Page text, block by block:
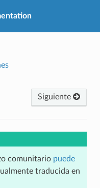
Siguiente
comunitario puede
traducida en